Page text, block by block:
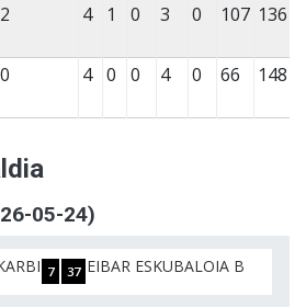
2 4 1 0 3 0 107 136
0 4 0 0 4 0 66 148
05-24)
7 37 EIBAR ESKUBALOIA B